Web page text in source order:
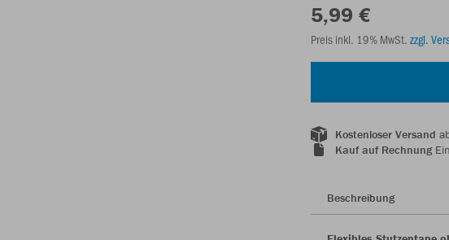
5,99 €
Preis inkl. 19% MwSt. zzgl.
Kostenloser Versand
Kauf auf Rechnung
Beschreibung